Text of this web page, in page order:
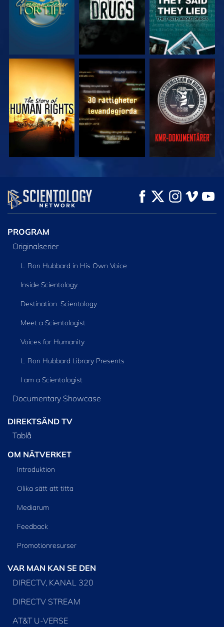
TITTA TITTA TITTA
TITTA
UTFORSKA
SERIEN
PROGRAM
Originalserier
L. Ron Hubbard in His Own Voice
Inside Scientology
Destination: Scientology
Meet a Scientologist
Voices for Humanity
L. Ron Hubbard Library Presents
I am a Scientologist
Documentary Showcase
DIREKTSÄND TV
Tablå
OM NÄTVERKET
Introduktion
Olika sätt att titta
Mediarum
Feedback
Promotionresurser
VAR MAN KAN SE DEN
DIRECTV, KANAL 320
DIRECTV STREAM
AT&T U-VERSE